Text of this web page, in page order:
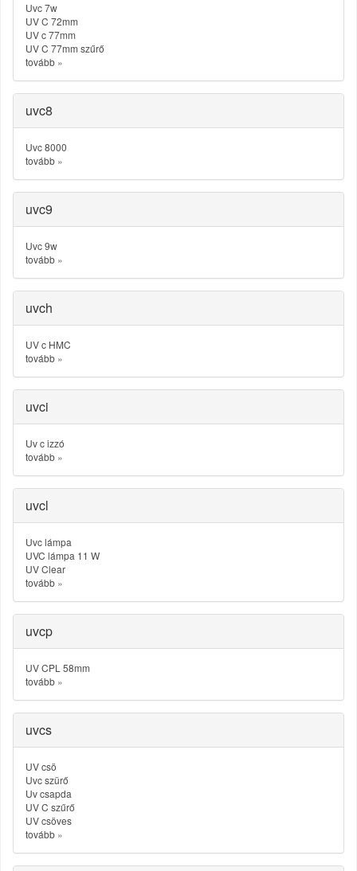
Uvc 7w
UV C 72mm
UV c 77mm
UV C 77mm szűrő
tovább »
uvc8
Uvc 8000
tovább »
uvc9
Uvc 9w
tovább »
uvch
UV c HMC
tovább »
uvci
Uv c izzó
tovább »
uvcl
Uvc lámpa
UVC lámpa 11 W
UV Clear
tovább »
uvcp
UV CPL 58mm
tovább »
uvcs
UV csö
Uvc szürő
Uv csapda
UV C szűrő
UV csöves
tovább »